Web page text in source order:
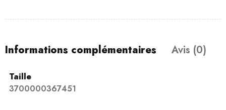
Informations complémentaires Avis (0)
Taille
3700000367451